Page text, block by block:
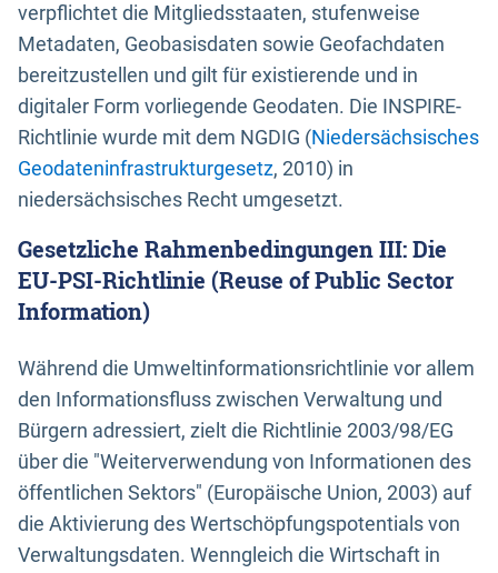
verpflichtet die Mitgliedsstaaten, stufenweise
Metadaten, Geobasisdaten sowie Geofachdaten
bereitzustellen und gilt für existierende und in
digitaler Form vorliegende Geodaten. Die INSPIRE-
Richtlinie wurde mit dem NGDIG (Niedersächsisches
Geodateninfrastrukturgesetz, 2010) in
niedersächsisches Recht umgesetzt.
Gesetzliche Rahmenbedingungen III: Die
EU-PSI-Richtlinie (Reuse of Public Sector
Information)
Während die Umweltinformationsrichtlinie vor allem
den Informationsfluss zwischen Verwaltung und
Bürgern adressiert, zielt die Richtlinie 2003/98/EG
über die "Weiterverwendung von Informationen des
öffentlichen Sektors" (Europäische Union, 2003) auf
die Aktivierung des Wertschöpfungspotentials von
Verwaltungsdaten. Wenngleich die Wirtschaft in